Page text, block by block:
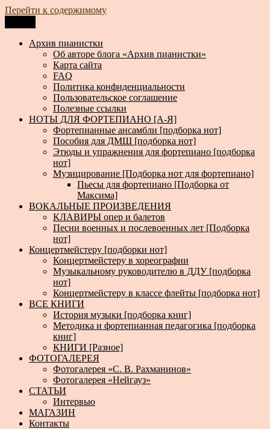
Перейти к содержимому
Архив пианистки
Всё для пианистов: ноты, книги, музыка, статьи…
Архив пианистки
Об авторе блога «Архив пианистки»
Карта сайта
FAQ
Политика конфиденциальности
Пользовательское соглашение
Полезные ссылки
НОТЫ ДЛЯ ФОРТЕПИАНО [А-Я]
Фортепианные ансамбли [подборка нот]
Пособия для ДМШ [подборка нот]
Этюды и упражнения для фортепиано [подборка
нот]
Музицирование [Подборка нот для фортепиано]
Пьесы для фортепиано [Подборка от
Максима]
ВОКАЛЬНЫЕ ПРОИЗВЕДЕНИЯ
КЛАВИРЫ опер и балетов
Песни военных и послевоенных лет [Подборка
нот]
Концертмейстеру [подборки нот]
Концертмейстеру в хореографии
Музыкальному руководителю в ДДУ [подборка
нот]
Концертмейстеру в классе флейты [подборка нот]
ВСЕ КНИГИ
История музыки [подборка книг]
Методика и фортепианная педагогика [подборка
книг]
КНИГИ [Разное]
ФОТОГАЛЕРЕЯ
Фотогалерея «С. В. Рахманинов»
Фотогалерея «Нейгауз»
СТАТЬИ
Интервью
МАГАЗИН
Контакты